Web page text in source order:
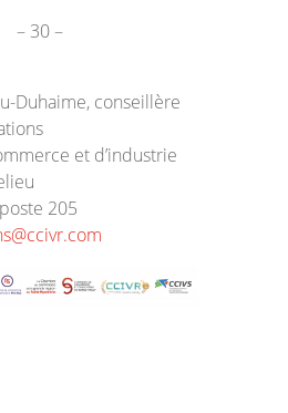
– 30 –
Duhaime, conseillère
et d’industrie
205